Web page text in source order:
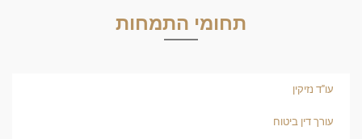
תחומי התמחות
עו"ד נזיקין
עורך דין ביטוח